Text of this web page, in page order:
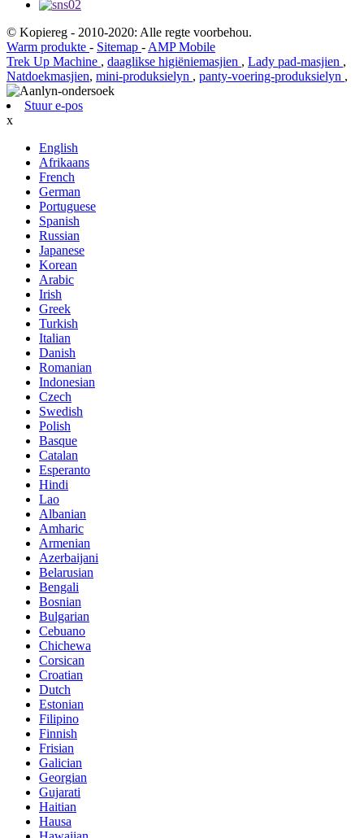
© Kopiereg - 2010-2020: Alle regte voorbehou.
Warm produkte - Sitemap - AMP Mobile
Trek Up Machine , daaglikse higiëniemasjien , Lady pad-masjien ,
Natdoekmasjien, mini-produksielyn , panty-voering-produksielyn ,
Stuur e-pos
x
English
Afrikaans
French
German
Portuguese
Spanish
Russian
Japanese
Korean
Arabic
Irish
Greek
Turkish
Italian
Danish
Romanian
Indonesian
Czech
Swedish
Polish
Basque
Catalan
Esperanto
Hindi
Lao
Albanian
Amharic
Armenian
Azerbaijani
Belarusian
Bengali
Bosnian
Bulgarian
Cebuano
Chichewa
Corsican
Croatian
Dutch
Estonian
Filipino
Finnish
Frisian
Galician
Georgian
Gujarati
Haitian
Hausa